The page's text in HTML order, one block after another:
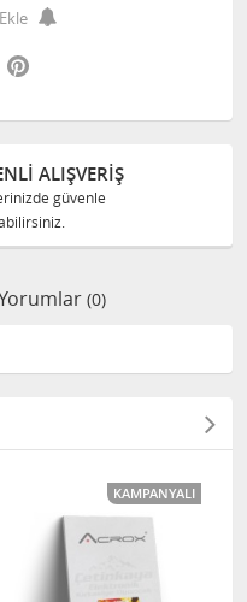
Twitter
ALIŞVERİŞ
güvenle
(0)
KAMPANYALI